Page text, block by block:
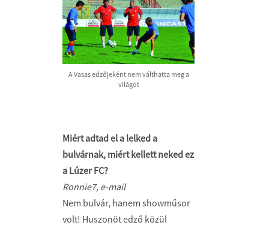
A Vasas edzőjeként nem válthatta meg a
világot
Miért adtad el a lelked a
bulvárnak, miért kellett neked ez
a Lúzer FC?
Ronnie7, e-mail
Nem bulvár, hanem showműsor
volt! Huszonöt edző közül